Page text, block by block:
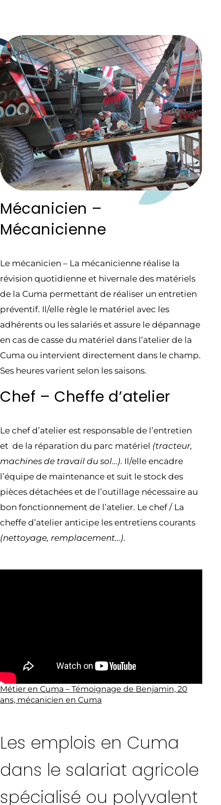
Mécanicien –
Mécanicienne
Le mécanicien – La mécanicienne réalise la
révision quotidienne et hivernale des matériels
de la Cuma permettant de réaliser un entretien
préventif. Il/elle règle le matériel avec les
adhérents ou les salariés et assure le dépannage
en cas de casse du matériel dans l’atelier de la
Cuma ou intervient directement dans le champ.
Ses heures varient selon les saisons.
Chef – Cheffe d’atelier
Le chef d’atelier est responsable de l’entretien
et de la réparation du parc matériel (tracteur,
machines de travail du sol…). Il/elle encadre
l’équipe de maintenance et suit le stock des
pièces détachées et de l’outillage nécessaire au
bon fonctionnement de l’atelier. Le chef / La
cheffe d’atelier anticipe les entretiens courants
(nettoyage, remplacement…).
Métier en Cuma – Témoignage de Benjamin, 20
ans, mécanicien en Cuma
Les emplois en Cuma
dans le salariat agricole
spécialisé ou polyvalent